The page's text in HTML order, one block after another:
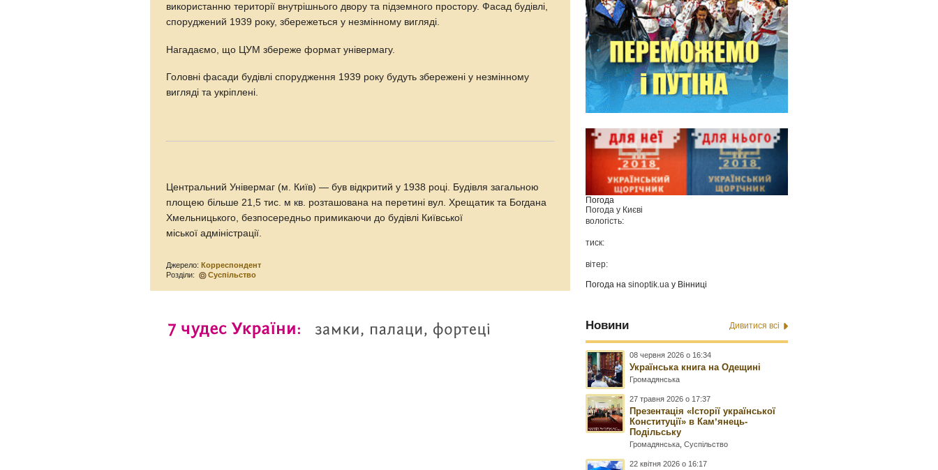
використанню території внутрішнього двору та підземного простору. Фасад будівлі,
споруджений 1939 року, збережеться у незмінному вигляді.
Нагадаємо, що ЦУМ збереже формат універмагу.
Головні фасади будівлі спорудження 1939 року будуть збережені у незмінному
вигляді та укріплені.
Центральний Універмаг (м. Київ) — був відкритий у 1938 році. Будівля загальною
площею більше 21,5 тис. м кв. розташована на перетині вул. Хрещатик та Богдана
Хмельницького, безпосередньо примикаючи до будівлі Київської
міської адміністрації.
Джерело:Корреспондент
Розділи:
Суспільство
Погода
Погода у Києві
вологість:
тиск:
вітер:
Погода наsinoptik.ua у Вінниці
Новини Дивитися всі
08 червня 2026 о 16:34
Українська книга на Одещині
Громадянська
27 травня 2026 о 17:37
Презентація «Історії української
Конституції» в Камʼянець-
Подільську
Громадянська ,Суспільство
22 квітня 2026 о 16:17